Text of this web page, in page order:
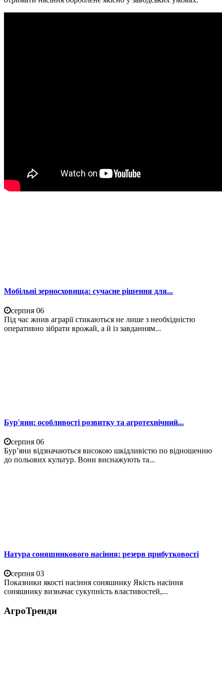
Мобільні зерносховища: сучасне рішення для...
серпня 06
Під час жнив аграрії стикаються не лише з необхідністю
оперативно зібрати врожай, а й із завданням...
Бур'яни: особливості розвитку та агротехнічний...
серпня 06
Бур’яни відзначаються високою шкідливістю по відношенню
до польових культур. Вони виснажують та...
Натура соняшникового насіння: резерв прибутковості
серпня 03
Показники якості насіння соняшнику Якість насіння
соняшнику визначає сукупність властивостей,...
АгроТренди